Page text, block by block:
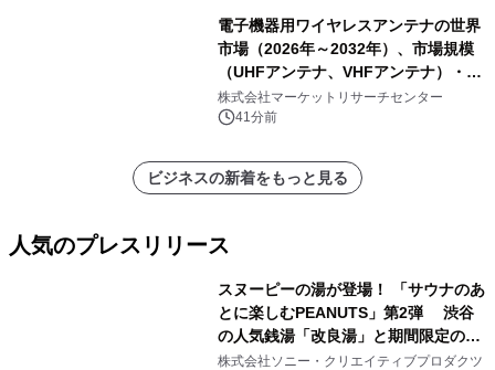
電子機器用ワイヤレスアンテナの世界
市場（2026年～2032年）、市場規模
（UHFアンテナ、VHFアンテナ）・分
析レポートを発表
株式会社マーケットリサーチセンター
41分前
ビジネスの新着をもっと見る
人気のプレスリリース
スヌーピーの湯が登場！ 「サウナのあ
とに楽しむPEANUTS」第2弾 渋谷
の人気銭湯「改良湯」と期間限定のコ
ラボレーション サウナイキタイコラ
株式会社ソニー・クリエイティブプロダクツ